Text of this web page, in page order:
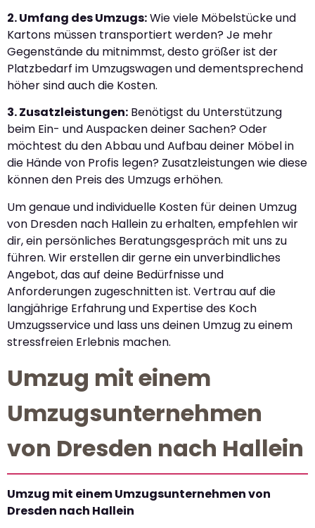
2. Umfang des Umzugs:Wie viele Möbelstücke und
Kartons müssen transportiert werden? Je mehr
Gegenstände du mitnimmst, desto größer ist der
Platzbedarf im Umzugswagen und dementsprechend
höher sind auch die Kosten.
3. Zusatzleistungen: Benötigst du Unterstützung
beim Ein- und Auspacken deiner Sachen? Oder
möchtest du den Abbau und Aufbau deiner Möbel in
die Hände von Profis legen? Zusatzleistungen wie diese
können den Preis des Umzugs erhöhen.
Um genaue und individuelle Kosten für deinen Umzug
von Dresden nach Hallein zu erhalten, empfehlen wir
dir, ein persönliches Beratungsgespräch mit uns zu
führen. Wir erstellen dir gerne ein unverbindliches
Angebot, das auf deine Bedürfnisse und
Anforderungen zugeschnitten ist. Vertrau auf die
langjährige Erfahrung und Expertise des Koch
Umzugsservice und lass uns deinen Umzug zu einem
stressfreien Erlebnis machen.
Umzug mit einem
Umzugsunternehmen
von Dresden nach Hallein
Umzug mit einem Umzugsunternehmen von
Dresden nach Hallein